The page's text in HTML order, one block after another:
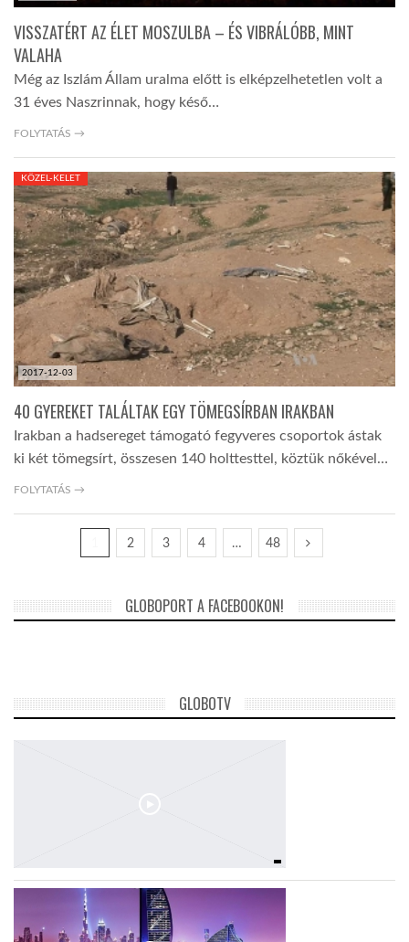
VISSZATÉRT AZ ÉLET MOSZULBA – ÉS VIBRÁLÓBB, MINT
VALAHA
Még az Iszlám Állam uralma előtt is elképzelhetetlen volt a
31 éves Naszrinnak, hogy késő…
FOLYTATÁS →
2017-12-03
KÖZEL-KELET
40 GYEREKET TALÁLTAK EGY TÖMEGSÍRBAN IRAKBAN
Irakban a hadsereget támogató fegyveres csoportok ástak
ki két tömegsírt, összesen 140 holttesttel, köztük nőkével…
FOLYTATÁS →
2 3 4 … 48
GLOBOPORT A FACEBOOKON!
GLOBOTV